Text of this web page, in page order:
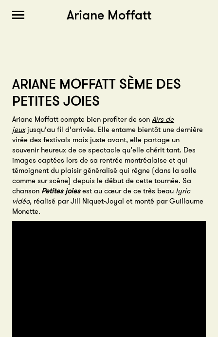
Ariane Moffatt
ARIANE MOFFATT SÈME DES
PETITES JOIES
Ariane Moffatt compte bien profiter de son Airs de
jeuxjusqu’au fil d’arrivée. Elle entame bientôt une dernière
virée des festivals mais juste avant, elle partage un
souvenir heureux de ce spectacle qu’elle chérit tant. Des
images captées lors de sa rentrée montréalaise et qui
témoignent du plaisir généralisé qui règne (dans la salle
comme sur scène) depuis le début de cette tournée. Sa
chanson Petites joiesest au cœur de ce très beau lyric
vidéo, réalisé par Jill Niquet-Joyal et monté par Guillaume
Monette.